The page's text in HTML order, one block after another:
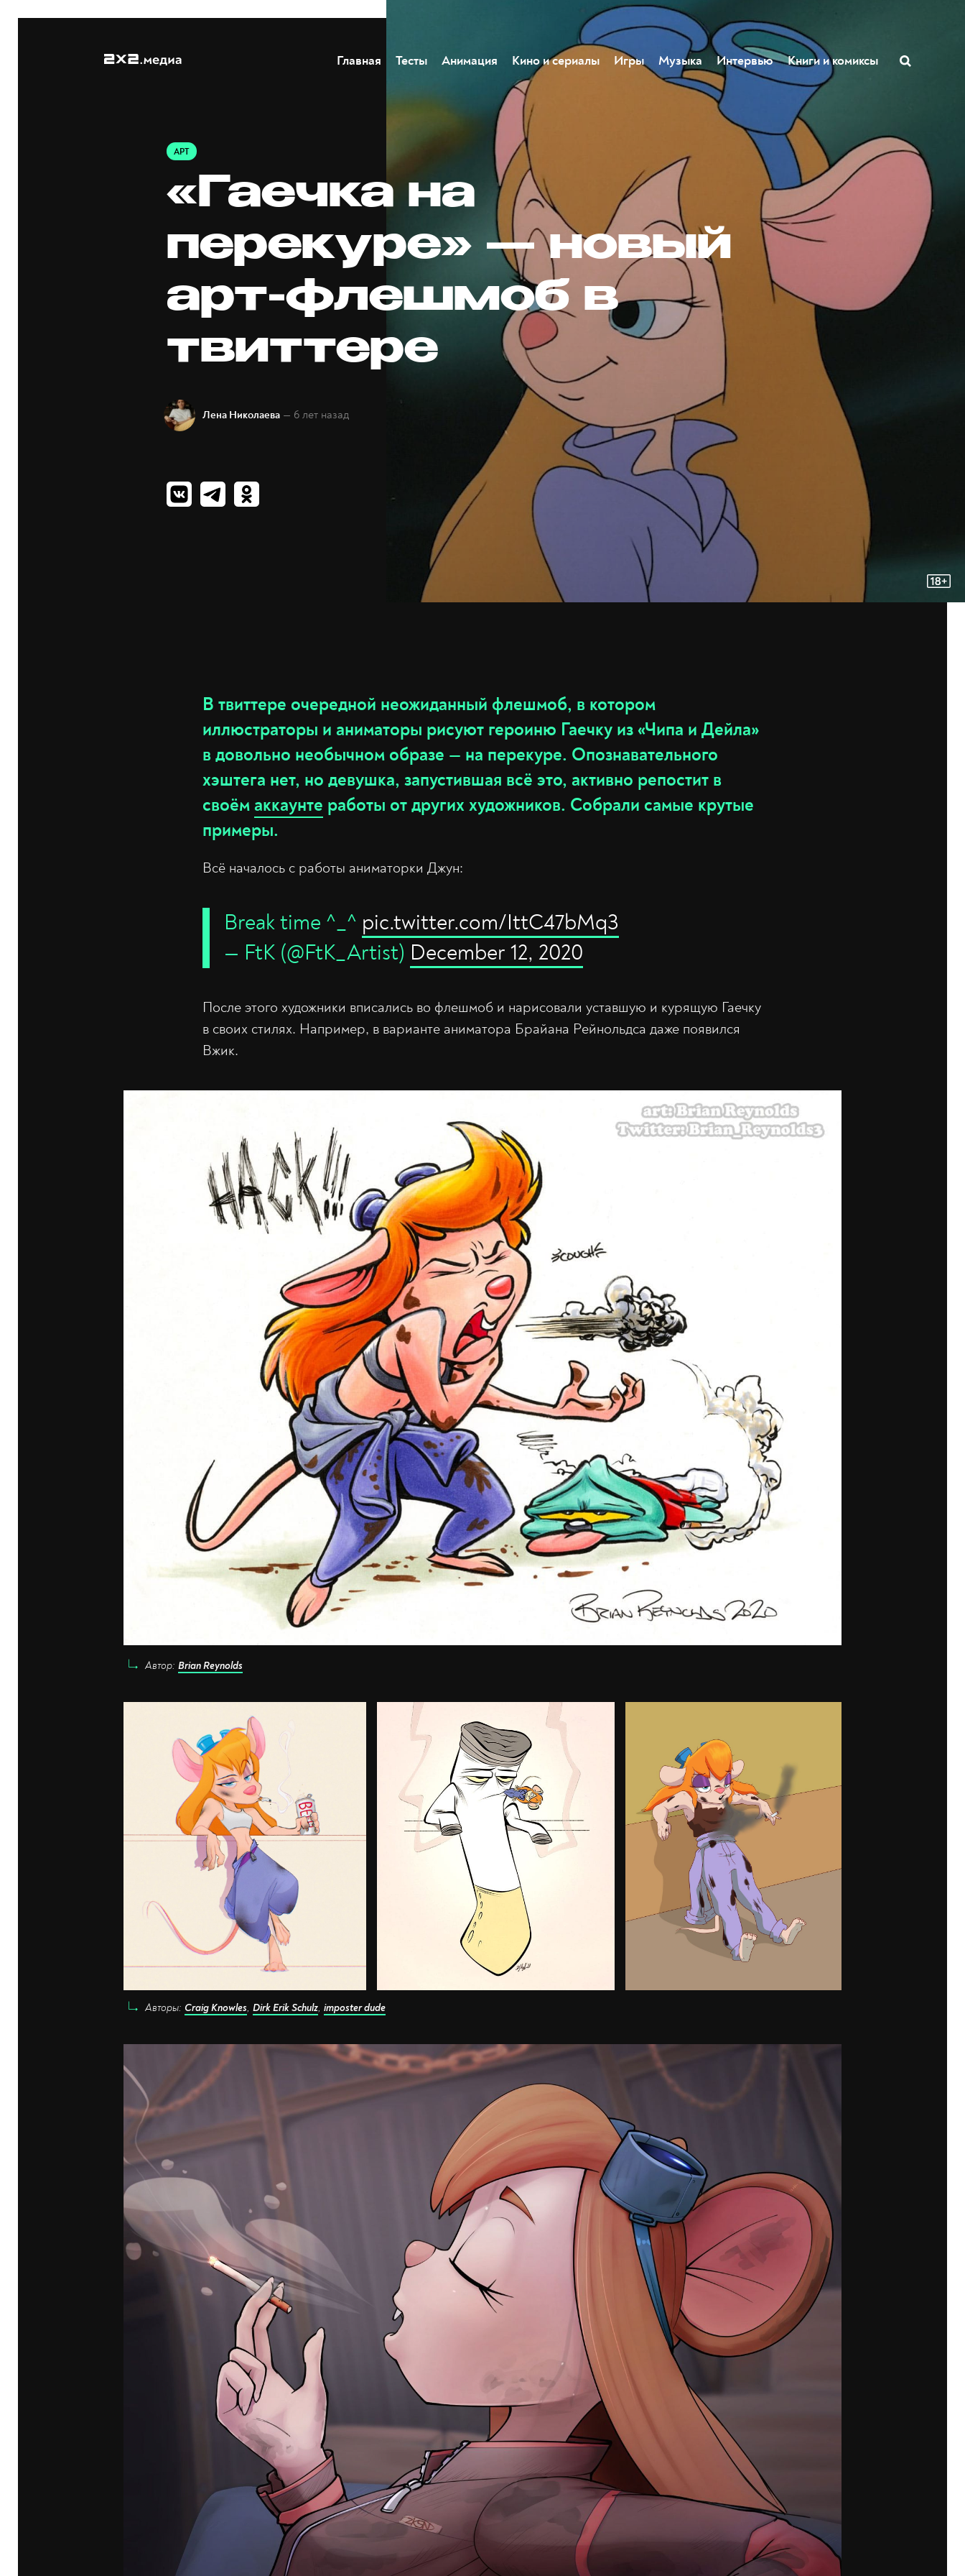
Главная Тесты Анимация Кино и сериалы Игры Музыка Интервью Книги и комиксы
АРТ
«Гаечка на
перекуре» — новый
арт-флешмоб в
твиттере
Лена Николаева — 6 лет назад
В твиттере очередной неожиданный флешмоб, в котором
иллюстраторы и аниматоры рисуют героиню Гаечку из «Чипа и Дейла»
в довольно необычном образе — на перекуре. Опознавательного
хэштега нет, но девушка, запустившая всё это, активно репостит в
своёмаккаунте работы от других художников. Собрали самые крутые
примеры.
Всё началось с работы аниматорки Джун:
Break time ^_^ pic.twitter.com/IttC47bMq3
— FtK (@FtK_Artist) December 12, 2020
После этого художники вписались во флешмоб и нарисовали уставшую и курящую Гаечку
в своих стилях. Например, в варианте аниматора Брайана Рейнольдса даже появился
Вжик.
Автор: Brian Reynolds
Авторы: Craig Knowles, Dirk Erik Schulz, imposter dude